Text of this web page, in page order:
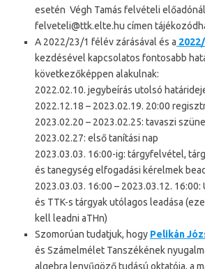
esetén Végh Tamás felvételi
felveteli@ttk.elte.hu címen
A 2022/23/1 félév zárásával és a
kezdésével kapcsolatos fontosabb
következőképpen alakulnak:
2022.02.10. jegybeírás utolsó
2022.12.18 – 2023.02.19. 20:00
2023.02.20 – 2023.02.25: tavaszi
2023.02.27: első tanítási nap
2023.03.03. 16:00-ig: tárgyfelvétel,
és tanegység elfogadási kérelmek
2023.03.03. 16:00 – 2023.03.12.
és TTK-s tárgyak utólagos leadása
kell leadni aTHn)
Szomorúan tudatjuk, hogy Pelikán
és Számelmélet Tanszékének
algebra lenyűgöző tudású oktatója, a